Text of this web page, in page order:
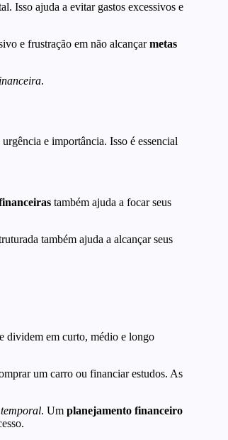
Isso ajuda a evitar gastos excessivos e
e frustração em não alcançarmetas
.
e importância. Isso é essencial
também ajuda a focar seus
também ajuda a alcançar seus
dividem em curto, médio e longo
um carro ou financiar estudos. As
temporal. Um planejamento financeiro